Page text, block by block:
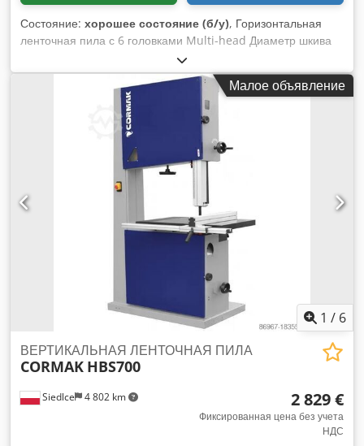
Состояние: хорошее состояние (б/у), Горизонтальная
ленточная пила с 6 головками Multi-head Диаметр шкива
пилы: 915 мм Ширина пильного полотна (макс.): 100 мм
Стандартная скорость пилы 35 м/с Ширина пилы макс.: 305
мм – 450 мм Максимальное раскрытие пилы до цепной
станины: 305 мм Подающие цепи до пильных линий 292
мм Главный двигатель: 6x 18,5 кВт Скорости подачи
(регулируемые): 15 – 60 м/мин стандартно, 7,5 – 30 м/мин
(опционально) Тип подачи: внутренняя верхняя система
подачи с приводными цепями, синхронизированными с
цепной станиной Codpfx Acoy Hb Ucjyerf Пульт управления
оператора, включающий управление скоростью и пуском-
остановкой Рабочая высота 800 мм
Малое объявление
1 / 6
Siedlce 4 802 km
ВЕРТИКАЛЬНАЯ ЛЕНТОЧНАЯ ПИЛА
CORMAK HBS700
2 829 €
Фиксированная цена без учета
НДС